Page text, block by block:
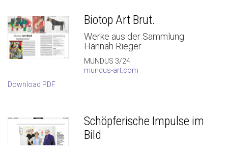
Biotop Art Brut.
Werke aus der Sammlung
Hannah Rieger
MUNDUS 3/24
mundus-art.com
Download PDF
Schöpferische Impulse im
Bild